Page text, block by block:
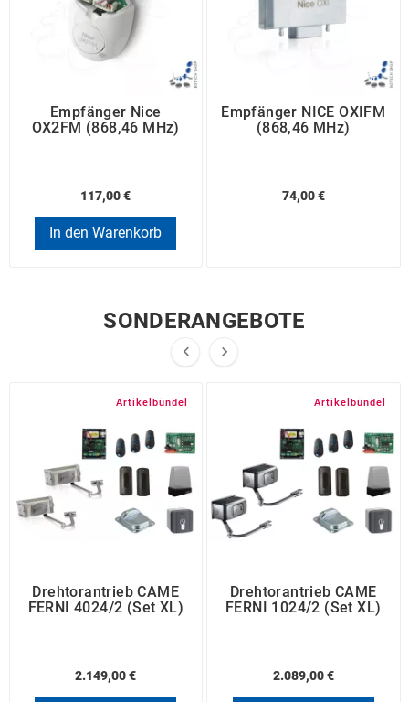
Empfänger Nice
OX2FM (868,46 MHz)
117,00 €
In den Warenkorb
Empfänger NICE OXIFM
(868,46 MHz)
74,00 €
SONDERANGEBOTE
 
Artikelbündel
Drehtorantrieb CAME
FERNI 4024/2 (Set XL)
2.149,00 €
Artikelbündel
Drehtorantrieb CAME
FERNI 1024/2 (Set XL)
2.089,00 €